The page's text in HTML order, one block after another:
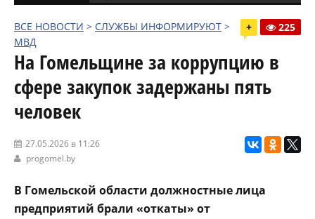
ВСЕ НОВОСТИ > СЛУЖБЫ ИНФОРМИРУЮТ >
МВД
+ 225
На Гомельщине за коррупцию в
сфере закупок задержаны пять
человек
27.05.2026 в 11:26
progomel.by
В Гомельской области должностные лица
предприятий брали «откаты» от